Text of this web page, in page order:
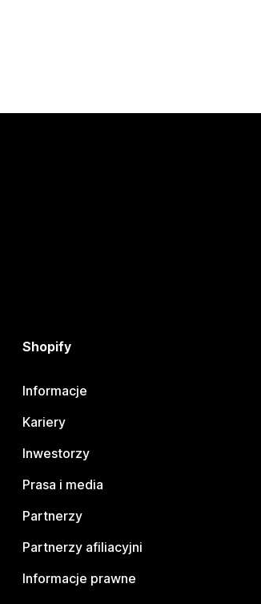
Shopify
Informacje
Kariery
Inwestorzy
Prasa i media
Partnerzy
Partnerzy afiliacyjni
Informacje prawne